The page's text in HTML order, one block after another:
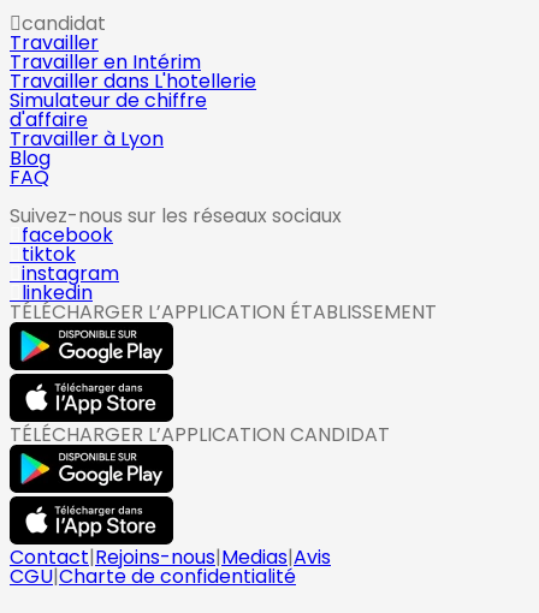
candidat
Travailler
Travailler en Intérim
Travailler dans L'hotellerie
Simulateur de chiffre
d'affaire
Travailler à Lyon
Blog
FAQ
Suivez-nous sur les réseaux sociaux
facebook
tiktok
instagram
linkedin
TÉLÉCHARGER L’APPLICATION ÉTABLISSEMENT
TÉLÉCHARGER L’APPLICATION CANDIDAT
Contact|Rejoins-nous|Medias|Avis
CGU|Charte de confidentialité